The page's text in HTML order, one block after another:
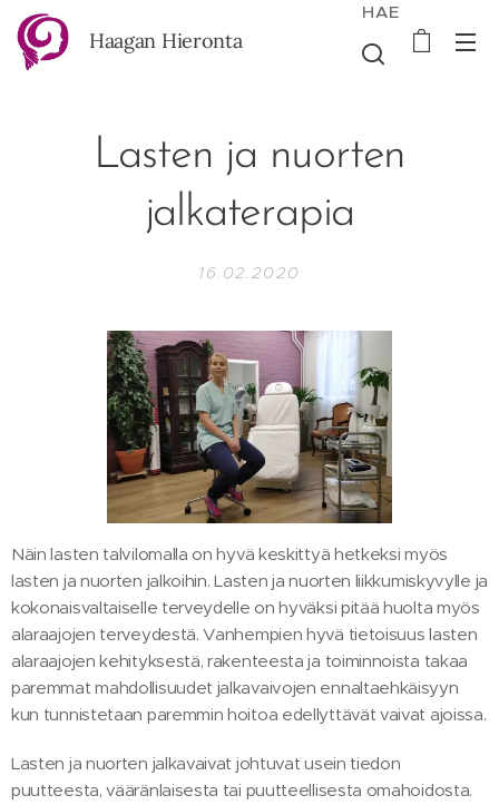
Haagan Hieronta
HAE
Lasten ja nuorten
jalkaterapia
16.02.2020
Näin lasten talvilomalla on hyvä keskittyä hetkeksi myös
lasten ja nuorten jalkoihin. Lasten ja nuorten liikkumiskyvylle ja
kokonaisvaltaiselle terveydelle on hyväksi pitää huolta myös
alaraajojen terveydestä. Vanhempien hyvä tietoisuus lasten
alaraajojen kehityksestä, rakenteesta ja toiminnoista takaa
paremmat mahdollisuudet jalkavaivojen ennaltaehkäisyyn
kun tunnistetaan paremmin hoitoa edellyttävät vaivat ajoissa.
Lasten ja nuorten jalkavaivat johtuvat usein tiedon
puutteesta, vääränlaisesta tai puutteellisesta omahoidosta.